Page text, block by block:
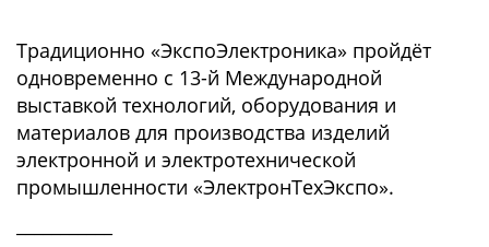
Традиционно «ЭкспоЭлектроника» пройдёт
одновременно с 13-й Международной
выставкой технологий, оборудования и
материалов для производства изделий
электронной и электротехнической
промышленности «ЭлектронТехЭкспо».